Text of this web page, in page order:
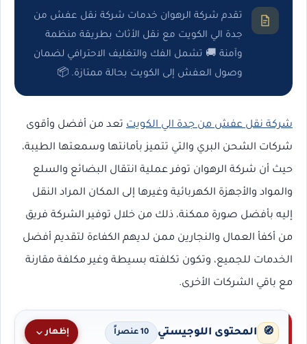
تقدم شركة الرهوان خدمات شركة نقل عفش من
جدة الي الكويت مع نقل الأثاث بطريقة منظمة
وآمنة 🚚 تشمل الفك والتغليف الاحترافي لضمان
وصول العفش إلى الكويت بحالة ممتازة. 📦
شركة نقل عفش من جدة الي الكويت تعد من أفضل وأقوى
شركات الشحن البري والتي تتميز بأمانتها وسمعتها الطيبة،
حيث أن شركة الرهوان توفر عملية انتقال البضائع والسلع
والمواد والأجهزة الكهربائية وغيرها إلى المكان المراد النقل
إليه بأفضل صورة ممكنة، ذلك من خلال توفير الشركة فريق
من أكفأ العمال والنجارين ممن لديهم الكفاءة لتقديم أفضل
الخدمات للجميع، وتكون تكلفته بسيطة وغير مكلفة مقارنة
مع باقي الشركات الأخرى.
🧭 المحتوى اللوجيستي 10 عنصراً إظهار